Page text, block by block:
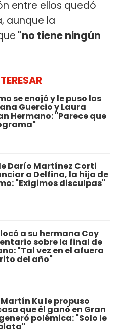
entre ellos quedó
aunque la
"no tiene ningún
se enojó y le puso los
Guercio y Laura
Hermano: "Parece que
Darío Martínez Corti
a Delfina, la hija de
"Exigimos disculpas"
a su hermana Coy
sobre la final de
"Tal vez en el afuera
del año"
Ku le propuso
que él ganó en Gran
polémica: "Solo le